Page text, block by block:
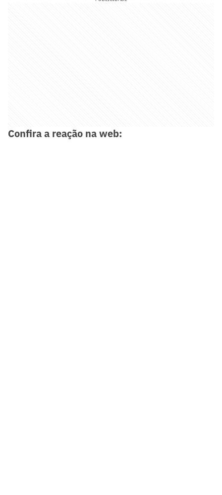
Confira a reação na web: